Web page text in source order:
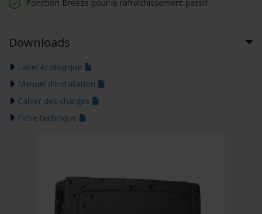
Fonction Breeze pour le rafraîchissement passif
Downloads
Label écologique
Manuel d'installation
Cahier des charges
Fiche technique